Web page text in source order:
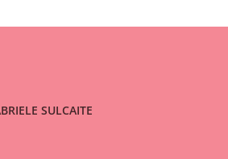
SULCAITE